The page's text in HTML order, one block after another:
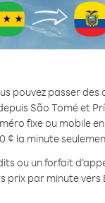
pouvez passer des
São Tomé et
fixe ou mobile
¢ la minute
ou un forfait
prix par minute vers